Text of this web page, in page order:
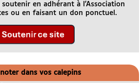
en adhérant à l’Association
ou en faisant un don ponctuel.
dans vos calepins